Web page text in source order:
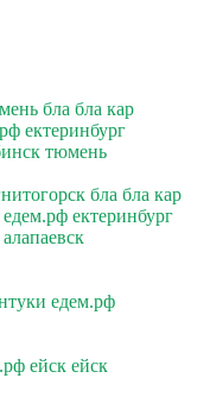
бла бла кар
ектеринбург
тюмень
бла бла кар
ектеринбург
едем.рф
ейск ейск